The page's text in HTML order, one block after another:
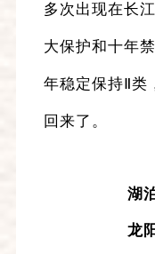
多次出现在长
大保护和十年
年稳定保持Ⅱ类
回来了。
湖
龙